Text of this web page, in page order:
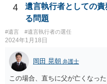
4
遺言執行者としての
る問題
#遺言 #遺言執行者の選任
2024年1月18日
岡田 晃朝 弁護士
この場合、直ちに父が亡くなっ